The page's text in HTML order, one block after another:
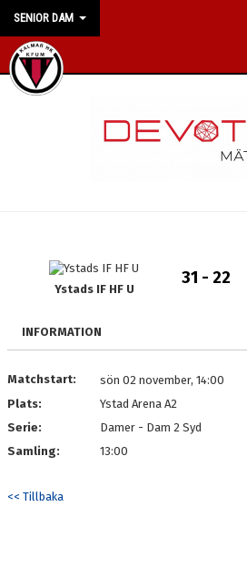
SENIOR DAM
HEM
BILDGALLERI
DOKUMENT
Ystads IF HF U
31 - 22
INFORMATION
Matchstart:
sön 02 november, 14:00
Plats:
Ystad Arena A2
Serie:
Damer - Dam 2 Syd
Samling:
13:00
<< Tillbaka